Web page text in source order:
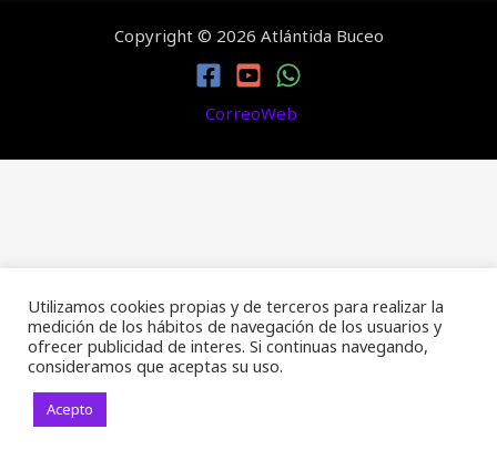
Copyright © 2026 Atlántida Buceo
CorreoWeb
Utilizamos cookies propias y de terceros para realizar la
medición de los hábitos de navegación de los usuarios y
ofrecer publicidad de interes. Si continuas navegando,
consideramos que aceptas su uso.
Acepto